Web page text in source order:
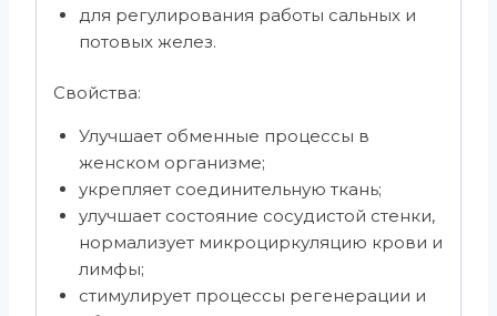
для регулирования работы сальных и
потовых желез.
Свойства:
Улучшает обменные процессы в
женском организме;
укрепляет соединительную ткань;
улучшает состояние сосудистой стенки,
нормализует микроциркуляцию крови и
лимфы;
стимулирует процессы регенерации и